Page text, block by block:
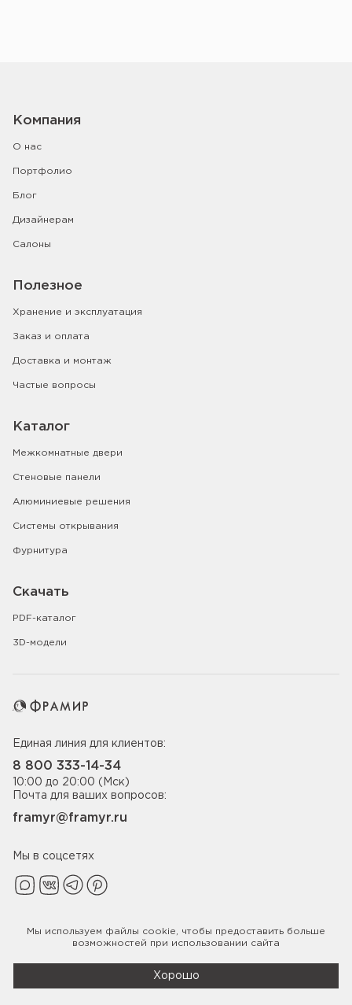
Компания
О нас
Портфолио
Блог
Дизайнерам
Салоны
Полезное
Хранение и эксплуатация
Заказ и оплата
Доставка и монтаж
Частые вопросы
Каталог
Межкомнатные двери
Стеновые панели
Алюминиевые решения
Системы открывания
Фурнитура
Скачать
PDF-каталог
3D-модели
Единая линия для клиентов:
8 800 333-14-34
10:00 до 20:00 (Мск)
Почта для ваших вопросов:
framyr@framyr.ru
Мы в соцсетях
Политика конфиденциальности
Мы используем файлы cookie , чтобы предоставить больше
возможностей при использовании сайта
Хорошо